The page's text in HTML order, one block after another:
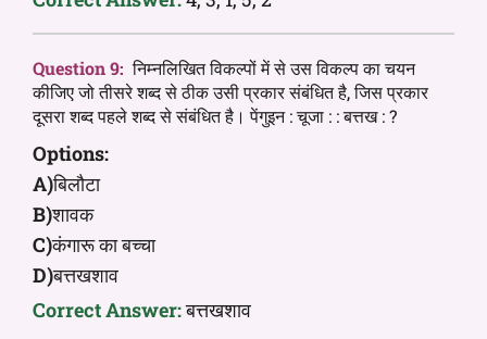
Question 9: निम्नलिखित विकल्पों में से उस विकल्प का चयन
कीजिए जो तीसरे शब्द से ठीक उसी प्रकार संबंधित है, जिस प्रकार
दूसरा शब्द पहले शब्द से संबंधित है। पेंगुइन : चूजा : : बत्तख : ?
Options:
A)बिलौटा
B)शावक
C)कंगारू का बच्चा
D)बत्तखशाव
Correct Answer:बत्तखशाव